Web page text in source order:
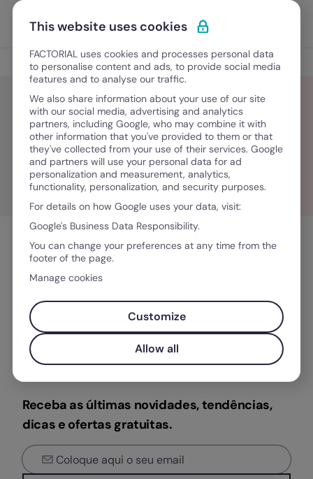
Ir para o conteúdo
Experimente Grátis
Blog
Victoria Ponsford
Receba as últimas novidades, tendências,
dicas e ofertas gratuitas.
This website uses cookies
FACTORIAL uses cookies and processes personal data
to personalise content and ads, to provide social media
features and to analyse our traffic.
We also share information about your use of our site
with our social media, advertising and analytics
partners, including Google, who may combine it with
other information that you've provided to them or that
they've collected from your use of their services. Google
and partners will use your personal data for ad
personalization and measurement, analytics,
functionality, personalization, and security purposes.
For details on how Google uses your data, visit:
Google's Business Data Responsibility.
You can change your preferences at any time from the
footer of the page.
Manage cookies
Customize
Allow all